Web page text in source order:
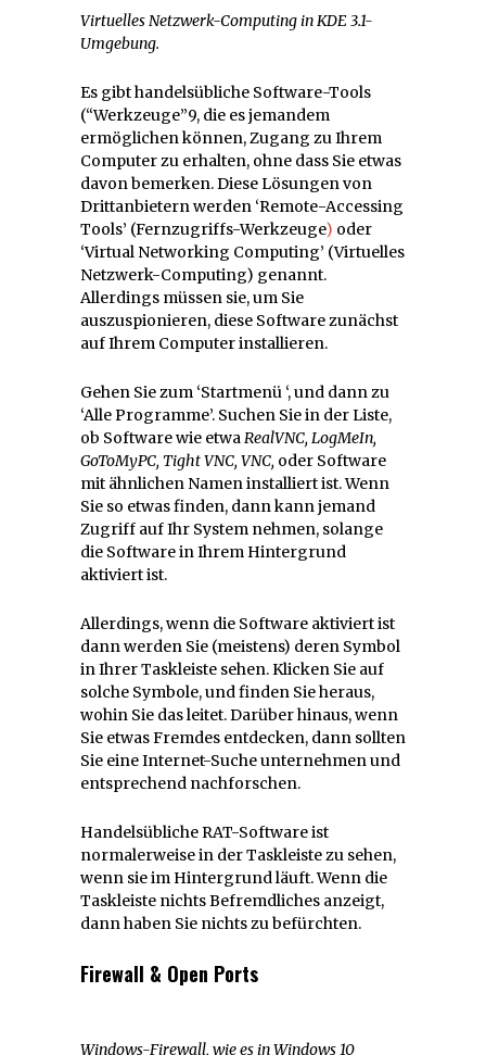
Virtuelles Netzwerk-Computing in KDE 3.1-
Umgebung.
Es gibt handelsübliche Software-Tools
(“Werkzeuge”9, die es jemandem
ermöglichen können, Zugang zu Ihrem
Computer zu erhalten, ohne dass Sie etwas
davon bemerken. Diese Lösungen von
Drittanbietern werden ‘Remote-Accessing
Tools’ (Fernzugriffs-Werkzeuge) oder
‘Virtual Networking Computing’ (Virtuelles
Netzwerk-Computing) genannt.
Allerdings müssen sie, um Sie
auszuspionieren, diese Software zunächst
auf Ihrem Computer installieren.
Gehen Sie zum ‘Startmenü ‘, und dann zu
‘Alle Programme’. Suchen Sie in der Liste,
ob Software wie etwaRealVNC, LogMeIn,
GoToMyPC, Tight VNC, VNC, oder Software
mit ähnlichen Namen installiert ist. Wenn
Sie so etwas finden, dann kann jemand
Zugriff auf Ihr System nehmen, solange
die Software in Ihrem Hintergrund
aktiviert ist.
Allerdings, wenn die Software aktiviert ist
dann werden Sie (meistens) deren Symbol
in Ihrer Taskleiste sehen. Klicken Sie auf
solche Symbole, und finden Sie heraus,
wohin Sie das leitet. Darüber hinaus, wenn
Sie etwas Fremdes entdecken, dann sollten
Sie eine Internet-Suche unternehmen und
entsprechend nachforschen.
Handelsübliche RAT-Software ist
normalerweise in der Taskleiste zu sehen,
wenn sie im Hintergrund läuft. Wenn die
Taskleiste nichts Befremdliches anzeigt,
dann haben Sie nichts zu befürchten.
Firewall & Open Ports
Windows-Firewall, wie es in Windows 10